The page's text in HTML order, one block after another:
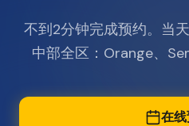
不到2分钟完成预约。当
中部全区：Orange、
在